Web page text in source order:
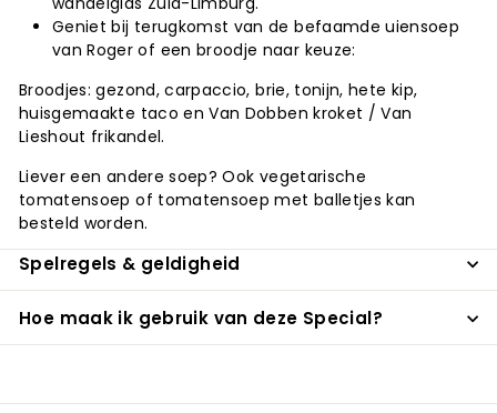
Geniet bij terugkomst van de befaamde uiensoep
van Roger of een broodje naar keuze:
Broodjes: gezond, carpaccio, brie, tonijn, hete kip,
huisgemaakte taco en Van Dobben kroket / Van
Lieshout frikandel.
Liever een andere soep? Ook vegetarische
tomatensoep of tomatensoep met balletjes kan
besteld worden.
Spelregels & geldigheid
Hoe maak ik gebruik van deze Special?